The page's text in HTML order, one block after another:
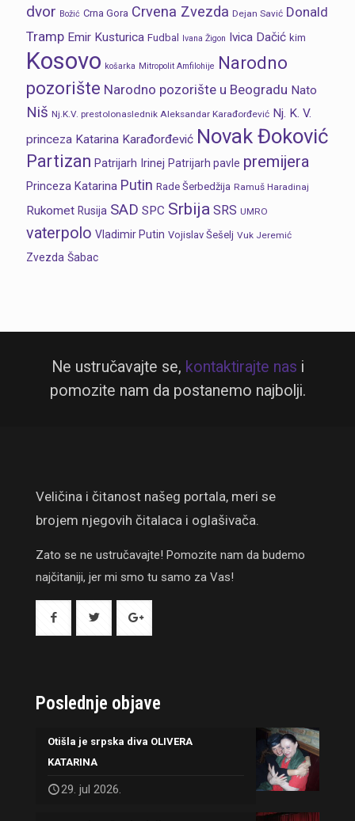
dvor Božić Crna Gora Crvena Zvezda Dejan Savić Donald
Tramp Emir Kusturica Fudbal Ivana Žigon Ivica Dačić kim
Kosovo košarka Mitropolit Amfilohije Narodno
pozorište Narodno pozorište u Beogradu Nato
Niš Nj.K.V. prestolonaslednik Aleksandar Karađorđević Nj. K. V.
princeza Katarina Karađorđević Novak Đoković
Partizan Patrijarh Irinej Patrijarh pavle premijera
Princeza Katarina Putin Rade Šerbedžija Ramuš Haradinaj
Rukomet Rusija SAD SPC Srbija SRS UMRO
vaterpolo Vladimir Putin Vojislav Šešelj Vuk Jeremić
Zvezda Šabac
Ne ustručavajte se, kontaktirajte nas i
pomozite nam da postanemo najbolji.
Veličina i čitanost našeg portala, meri se
brojem njegovih čitalaca i oglašivača.
Zato se ne ustručavajte! Pomozite nam da budemo
najčitaniji, jer mi smo tu samo za Vas!
Poslednje objave
Otišla je srpska diva OLIVERA
KATARINA
29. jul 2026.